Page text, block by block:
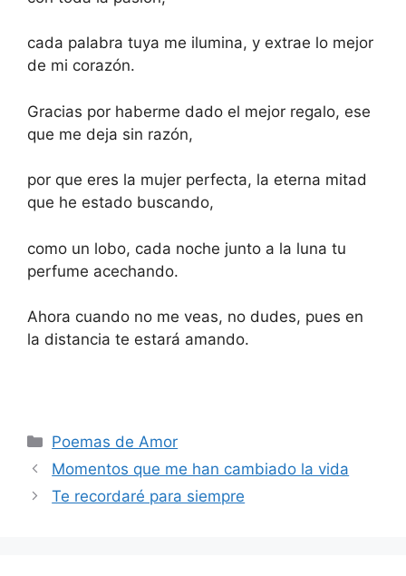
cada palabra tuya me ilumina, y extrae lo mejor
de mi corazón.
Gracias por haberme dado el mejor regalo, ese
que me deja sin razón,
por que eres la mujer perfecta, la eterna mitad
que he estado buscando,
como un lobo, cada noche junto a la luna tu
perfume acechando.
Ahora cuando no me veas, no dudes, pues en
la distancia te estará amando.
Categories
Poemas de Amor
Momentos que me han cambiado la vida
Te recordaré para siempre